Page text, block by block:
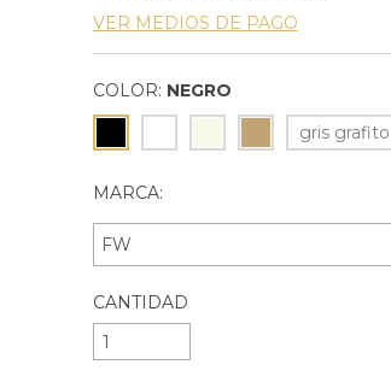
VER MEDIOS DE PAGO
COLOR: NEGRO
gris grafito
MARCA:
CANTIDAD